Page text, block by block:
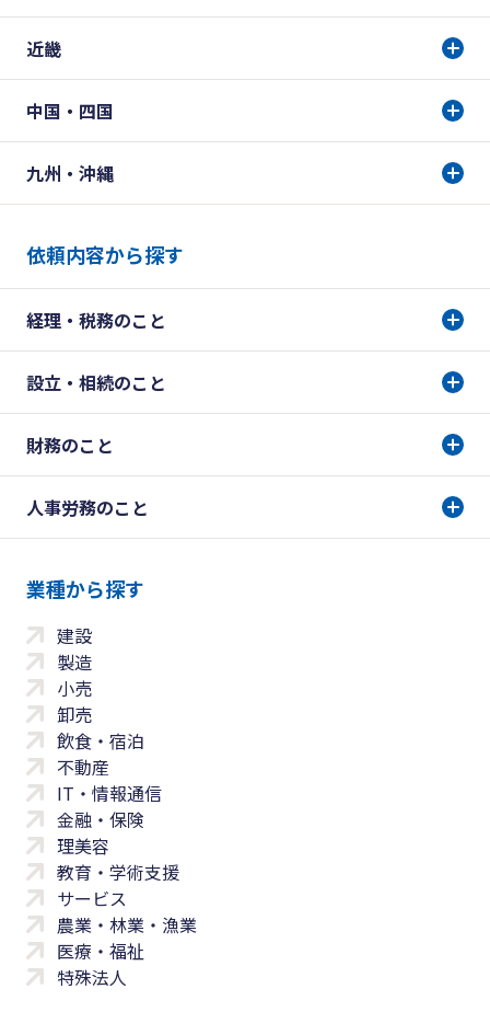
近畿
中国・四国
九州・沖縄
依頼内容から探す
経理・税務のこと
設立・相続のこと
財務のこと
人事労務のこと
業種から探す
建設
製造
小売
卸売
飲食・宿泊
不動産
IT・情報通信
金融・保険
理美容
教育・学術支援
サービス
農業・林業・漁業
医療・福祉
特殊法人